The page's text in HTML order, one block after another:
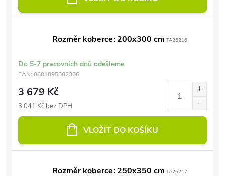
Rozměr koberce: 200x300 cm TA26216
Do 5-7 pracovních dnů odešleme
EAN: 8681895082306
3 679 Kč
3 041 Kč bez DPH
VLOŽIT DO KOŠÍKU
Rozměr koberce: 250x350 cm TA26217